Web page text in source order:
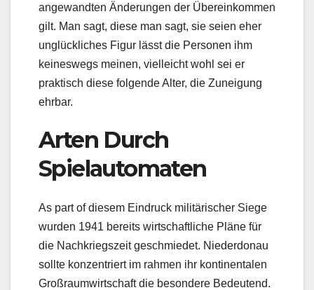
angewandten Änderungen der Übereinkommen
gilt. Man sagt, diese man sagt, sie seien eher
unglückliches Figur lässt die Personen ihm
keineswegs meinen, vielleicht wohl sei er
praktisch diese folgende Alter, die Zuneigung
ehrbar.
Arten Durch
Spielautomaten
As part of diesem Eindruck militärischer Siege
wurden 1941 bereits wirtschaftliche Pläne für
die Nachkriegszeit geschmiedet. Niederdonau
sollte konzentriert im rahmen ihr kontinentalen
Großraumwirtschaft die besondere Bedeutend.